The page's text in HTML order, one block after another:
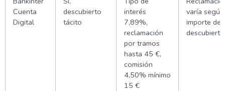
Cuenta
Digital
descubierto
tácito
interés
7,89%,
reclamación
por tramos
hasta 45 €,
comisión
4,50% mínimo
15 €
varía según
importe del
descubierto